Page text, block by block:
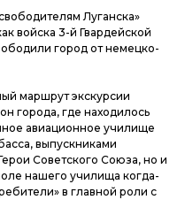
Луганска»
войска 3-й Гвардейской
город от немецко-
маршрут экскурсии
города, где находилось
авиационное училище
выпускниками
Советского Союза, но и
нашего училища когда-
в главной роли с